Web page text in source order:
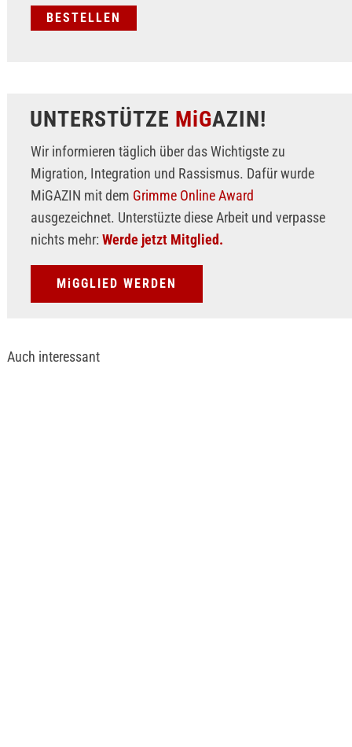
UNTERSTÜTZE MiGAZIN!
Wir informieren täglich über das Wichtigste zu
Migration, Integration und Rassismus. Dafür wurde
MiGAZIN mit dem Grimme Online Award
ausgezeichnet. Unterstüzte diese Arbeit und verpasse
nichts mehr: Werde jetzt Mitglied.
MiGGLIED WERDEN
Auch interessant